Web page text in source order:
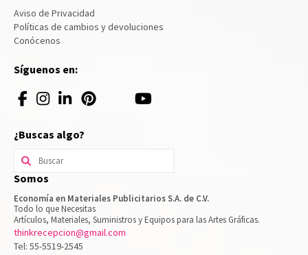
Aviso de Privacidad
Políticas de cambios y devoluciones
Conócenos
Síguenos en:
¿Buscas algo?
Buscar
por:
Somos
Economía en Materiales Publicitarios S.A. de C.V.
Todo lo que Necesitas
Artículos, Materiales, Suministros y Equipos para las Artes Gráficas.
thinkrecepcion@gmail.com
Tel: 55-5519-2545